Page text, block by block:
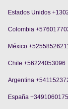
Estados Unidos
Colombia
México
Chile +56224053096
Argentina
España